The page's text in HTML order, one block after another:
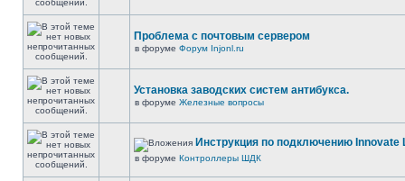
Проблема с почтовым сервером
в форуме Форум Injonl.ru
Установка заводских систем антибукса.
в форуме Железные вопросы
Инструкция по подключению Innovate
в форуме Контроллеры ШДК